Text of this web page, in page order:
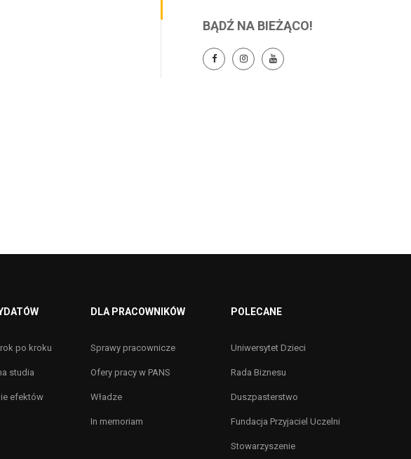
BĄDŹ NA BIEŻĄCO!
po kroku
studia
efektów
DLA PRACOWNIKÓW
Sprawy pracownicze
Ofery pracy w PANS
Władze
In memoriam
POLECANE
Uniwersytet Dzieci
Rada Biznesu
Duszpasterstwo
Fundacja Przyjaciel Uczelni
Stowarzyszenie